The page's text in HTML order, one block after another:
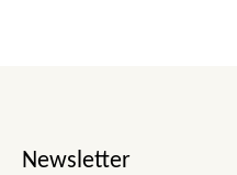
Newsletter